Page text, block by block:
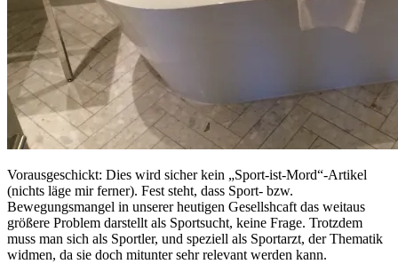
Vorausgeschickt: Dies wird sicher kein „Sport-ist-Mord“-Artikel
(nichts läge mir ferner). Fest steht, dass Sport- bzw.
Bewegungsmangel in unserer heutigen Gesellshcaft das weitaus
größere Problem darstellt als Sportsucht, keine Frage. Trotzdem
muss man sich als Sportler, und speziell als Sportarzt, der Thematik
widmen, da sie doch mitunter sehr relevant werden kann.